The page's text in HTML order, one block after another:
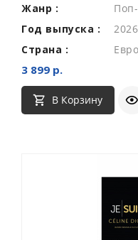
Жанр :
Год выпуска :
2026
Страна :
3 899 р.
В Корзину